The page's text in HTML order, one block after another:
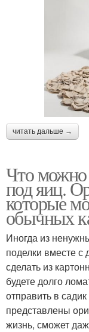
читать дальше →
Что можно
под яиц.
которые
обычных
Иногда из
поделки вместе с
сделать из
будете долго
отправить в
представлены
жизнь, сможет